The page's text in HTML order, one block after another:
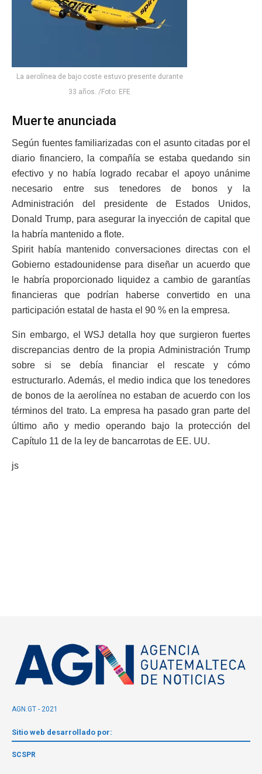
La aerolínea de bajo coste estuvo presente durante
33 años. /Foto: EFE
Muerte anunciada
Según fuentes familiarizadas con el asunto citadas por el
diario financiero, la compañía se estaba quedando sin
efectivo y no había logrado recabar el apoyo unánime
necesario entre sus tenedores de bonos y la
Administración del presidente de Estados Unidos,
Donald Trump, para asegurar la inyección de capital que
la habría mantenido a flote.
Spirit había mantenido conversaciones directas con el
Gobierno estadounidense para diseñar un acuerdo que
le habría proporcionado liquidez a cambio de garantías
financieras que podrían haberse convertido en una
participación estatal de hasta el 90 % en la empresa.
Sin embargo, el WSJ detalla hoy que surgieron fuertes
discrepancias dentro de la propia Administración Trump
sobre si se debía financiar el rescate y cómo
estructurarlo. Además, el medio indica que los tenedores
de bonos de la aerolínea no estaban de acuerdo con los
términos del trato. La empresa ha pasado gran parte del
último año y medio operando bajo la protección del
Capítulo 11 de la ley de bancarrotas de EE. UU.
js
AGN.GT - 2021
Sitio web desarrollado por:
SCSPR